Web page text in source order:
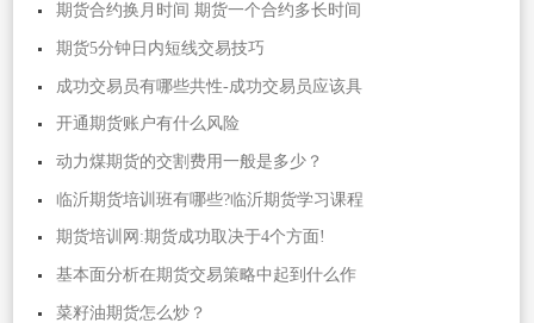
期货合约换月时间 期货一个合约多长时间
期货5分钟日内短线交易技巧
成功交易员有哪些共性-成功交易员应该具
开通期货账户有什么风险
动力煤期货的交割费用一般是多少？
临沂期货培训班有哪些?临沂期货学习课程
期货培训网:期货成功取决于4个方面!
基本面分析在期货交易策略中起到什么作
菜籽油期货怎么炒？